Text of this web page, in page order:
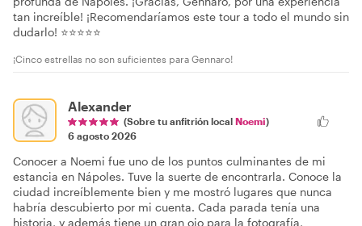
tan increíble! ¡Recomendaríamos este tour a todo el mundo sin
dudarlo! ⭐⭐⭐⭐⭐
¡Cinco estrellas no son suficientes para Gennaro!
Alexander
(Sobre tu anfitrión local Noemi)
6 agosto 2026
Conocer a Noemi fue uno de los puntos culminantes de mi
estancia en Nápoles. Tuve la suerte de encontrarla. Conoce la
ciudad increíblemente bien y me mostró lugares que nunca
habría descubierto por mi cuenta. Cada parada tenía una
historia, y además tiene un gran ojo para la fotografía,